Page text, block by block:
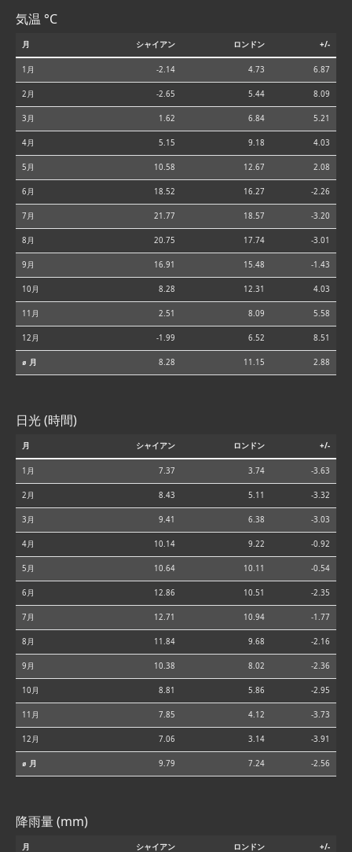
気温 °C
月 シャイアン ロンドン +/-
1月 -2.14 4.73 6.87
2月 -2.65 5.44 8.09
3月 1.62 6.84 5.21
4月 5.15 9.18 4.03
5月 10.58 12.67 2.08
6月 18.52 16.27 -2.26
7月 21.77 18.57 -3.20
8月 20.75 17.74 -3.01
9月 16.91 15.48 -1.43
10月 8.28 12.31 4.03
11月 2.51 8.09 5.58
12月 -1.99 6.52 8.51
⌀ 月 8.28 11.15 2.88
日光 (時間)
月 シャイアン ロンドン +/-
1月 7.37 3.74 -3.63
2月 8.43 5.11 -3.32
3月 9.41 6.38 -3.03
4月 10.14 9.22 -0.92
5月 10.64 10.11 -0.54
6月 12.86 10.51 -2.35
7月 12.71 10.94 -1.77
8月 11.84 9.68 -2.16
9月 10.38 8.02 -2.36
10月 8.81 5.86 -2.95
11月 7.85 4.12 -3.73
12月 7.06 3.14 -3.91
⌀ 月 9.79 7.24 -2.56
降雨量 (mm)
月 シャイアン ロンドン +/-